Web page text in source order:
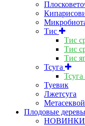
Тис
Тис
Тис
Тис
Тсуга
Тсуга
Туевик
Лжетсуга
Плодовые
НОВИНКИ